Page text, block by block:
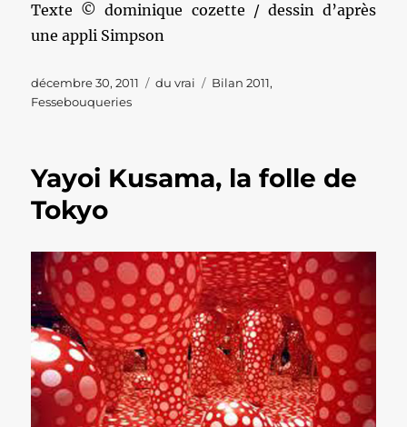
Texte © dominique cozette / dessin d’après
une appli Simpson
Publié
le
décembre 30, 2011 Catégories
du vrai Étiquettes
Bilan 2011,
Fessebouqueries
Yayoi Kusama, la folle de
Tokyo